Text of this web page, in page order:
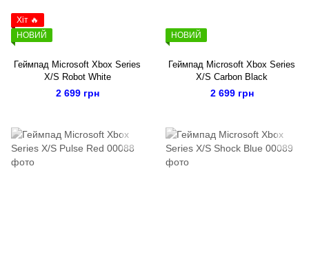
Хіт 🔥
НОВИЙ
Геймпад Microsoft Xbox Series
X/S Robot White
2 699 грн
НОВИЙ
Геймпад Microsoft Xbox Series
X/S Carbon Black
2 699 грн